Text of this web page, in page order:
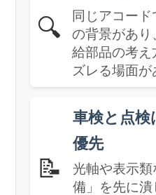
🔍
同じアコー
の背景があ
給部品の考え
ズレる場面が
📝
車検と点検
優先
光軸や表示
備」を先に